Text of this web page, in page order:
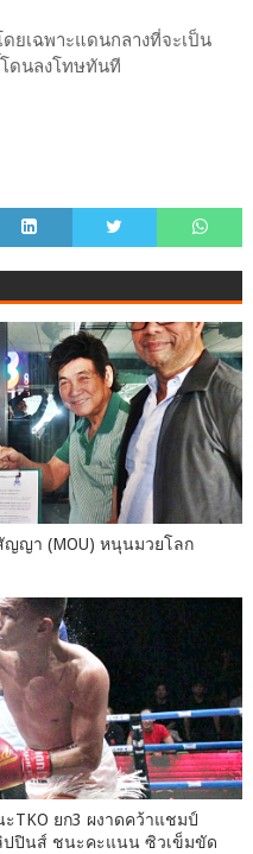
ยเฉพาะแดนกลางที่จะเป็น
ดนลงโทษทันที
ญา (MOU) หนุนมวยโลก
TKO ยก3 ผงาดคว้าแชมป์
ปปินส์ ชนะคะแนน ซิวเข็มขัด